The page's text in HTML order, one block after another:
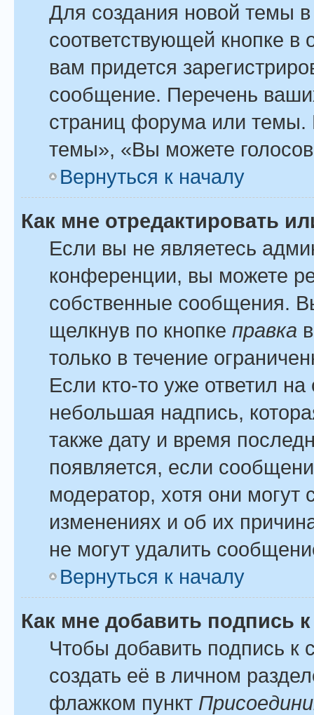
Для создания новой темы
соответствующей кнопке
вам придется
сообщение. Перечень
страниц форума или
темы», «Вы можете
Вернуться к началу
Как мне отредактировать
Если вы не являетесь
конференции, вы можете
собственные сообщения.
щелкнув по кнопке правка
только в течение
Если кто-то уже ответил
небольшая надпись,
также дату и время
появляется, если
модератор, хотя они
изменениях и об их
не могут удалить
Вернуться к началу
Как мне добавить подпись
Чтобы добавить подпись
создать её в личном
флажком пункт